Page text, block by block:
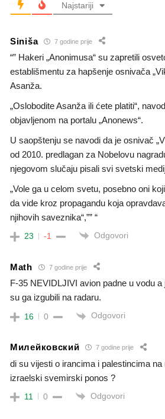
Najstariji
Siniša 7 godine prije
“” Hakeri „Anonimusa“ su zapretili
establišmentu za hapšenje osnivača
Asanža.
„Oslobodite Asanža ili ćete platiti“,
objavljenom na portalu „Anonews“.
U saopštenju se navodi da je osnivač
od 2010. predlagan za Nobelovu
njegovom slučaju pisali svi svetski
„Vole ga u celom svetu, posebno oni
da vide kroz propagandu koja
njihovih saveznika“,”” “
23 -1 Odgovori
Math 7 godine prije
F-35 NEVIDLJIVI avion padne u vodu
su ga izgubili na radaru.
16 0 Odgovori
Милейковский 7 godine prije
di su vijesti o irancima i palestincima
izraelski svemirski ponos ?
11 0 Odgovori